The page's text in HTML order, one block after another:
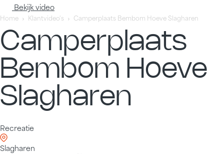
Bekijk video
Home Klantvideo's Camperplaats Bembom Hoeve Slagharen
Camperplaats
Bembom Hoeve
Slagharen
Recreatie
Slagharen